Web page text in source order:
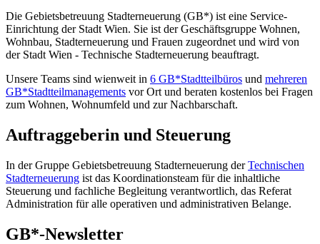
Die Gebietsbetreuung Stadterneuerung (GB*) ist eine Service-
Einrichtung der Stadt Wien. Sie ist der Geschäfts­gruppe Wohnen,
Wohnbau, Stadt­erneuerung und Frauen zugeordnet und wird von
der Stadt Wien - Technische Stadterneuerung beauftragt.
Unsere Teams sind wienweit in 6 GB*Stadtteilbüros und mehreren
GB*Stadtteilmanagements vor Ort und beraten kostenlos bei Fragen
zum Wohnen, Wohnumfeld und zur Nachbarschaft.
Auftraggeberin und Steuerung
In der Gruppe Gebietsbetreuung Stadterneuerung derTechnischen
Stadterneuerung ist das Koordinationsteam für die inhaltliche
Steuerung und fachliche Begleitung verantwortlich, das Referat
Administration für alle operativen und administrativen Belange.
GB*-Newsletter